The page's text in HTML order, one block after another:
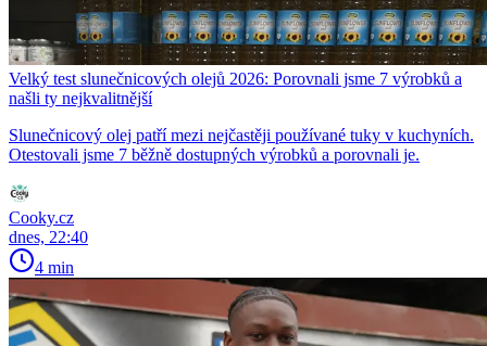
Velký test slunečnicových olejů 2026: Porovnali jsme 7 výrobků a
našli ty nejkvalitnější
Slunečnicový olej patří mezi nejčastěji používané tuky v kuchyních.
Otestovali jsme 7 běžně dostupných výrobků a porovnali je.
Cooky.cz
dnes, 22:40
4 min